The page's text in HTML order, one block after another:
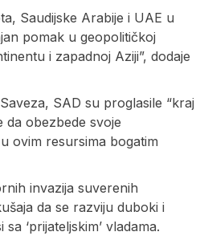
Saudijske Arabije i UAE u
pomak u geopolitičkoj
i zapadnoj Aziji”, dodaje
SAD su proglasile “kraj
da obezbede svoje
ovim resursima bogatim
invazija suverenih
da se razviju duboki i
‘prijateljskim’ vladama.